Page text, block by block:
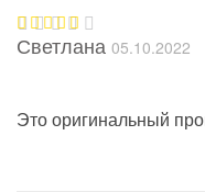
Оценка5
Светлана 05.10.2022
Это оригинальный